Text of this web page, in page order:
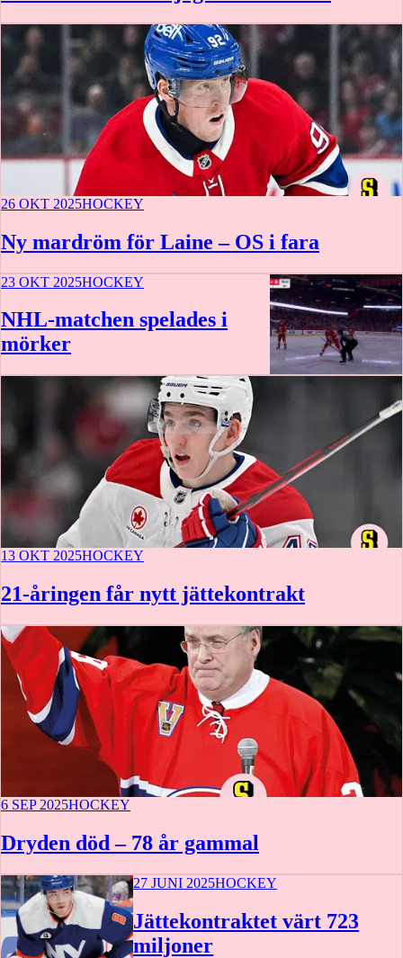
26 OKT 2025HOCKEY
Ny mardröm för Laine – OS i fara
23 OKT 2025HOCKEY
NHL-matchen spelades i
mörker
13 OKT 2025HOCKEY
21-åringen får nytt jättekontrakt
6 SEP 2025HOCKEY
Dryden död – 78 år gammal
27 JUNI 2025HOCKEY
Jättekontraktet värt 723
miljoner